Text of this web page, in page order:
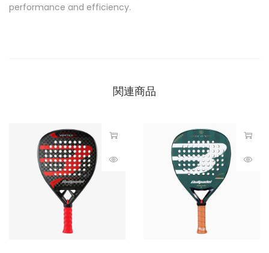
performance and efficiency.
関連商品